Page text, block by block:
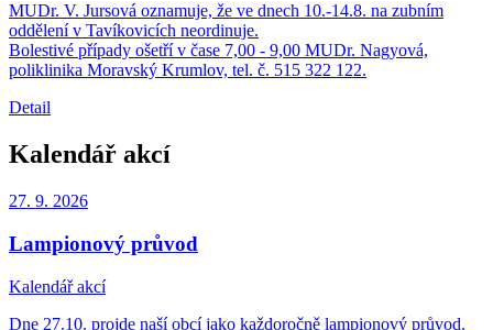
MUDr. V. Jursová oznamuje, že ve dnech 10.-14.8. na zubním
oddělení v Tavíkovicích neordinuje.
Bolestivé případy ošetří v čase 7,00 - 9,00 MUDr. Nagyová,
poliklinika Moravský Krumlov, tel. č. 515 322 122.
Detail
Kalendář akcí
27. 9. 2026
Lampionový průvod
Kalendář akcí
Dne 27.10. projde naší obcí jako každoročně lampionový průvod.